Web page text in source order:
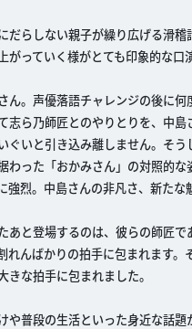
だらしない親子が繰り広げる滑
っていく様がとても印象的な口
ん。声優落語チャレンジの後に
志ら乃師匠とのやりとりを、中
ぐいと引き込み離しません。そ
わった「おかみさん」の対照的
烈。中島さんの非凡さ、新たな
あと登場するのは、彼らの師匠
んばかりの拍手に包まれます
な拍手に包まれました。
や普段の生活といった身近な話